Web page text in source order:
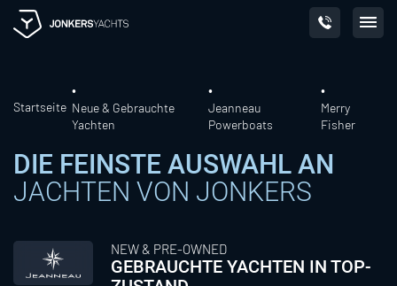
Skip
Startseite Neue & Gebrauchte
Yachten
Jeanneau
Powerboats
Merry
Fisher
DIE FEINSTE AUSWAHL AN
JACHTEN VON JONKERS
NEW & PRE-OWNED
GEBRAUCHTE YACHTEN IN TOP-